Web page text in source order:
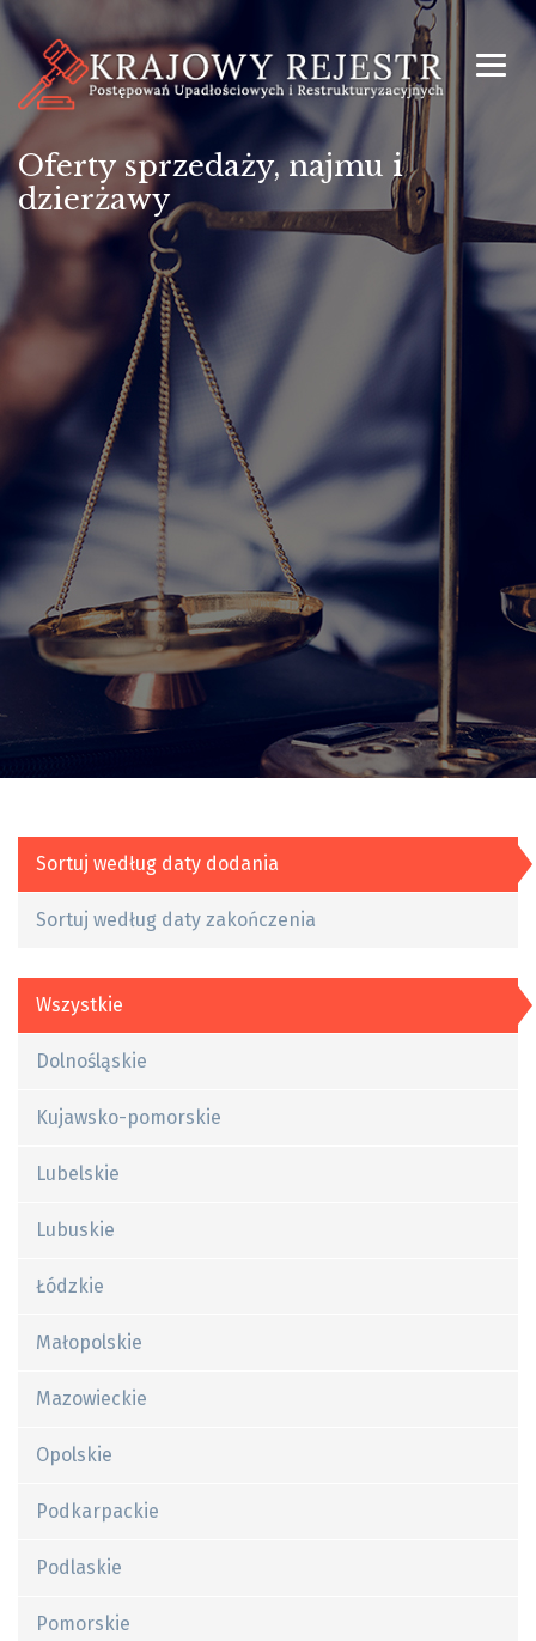
Oferty sprzedaży, najmu i
dzierżawy
Sortuj według daty dodania
Sortuj według daty zakończenia
Wszystkie
Dolnośląskie
Kujawsko-pomorskie
Lubelskie
Lubuskie
Łódzkie
Małopolskie
Mazowieckie
Opolskie
Podkarpackie
Podlaskie
Pomorskie